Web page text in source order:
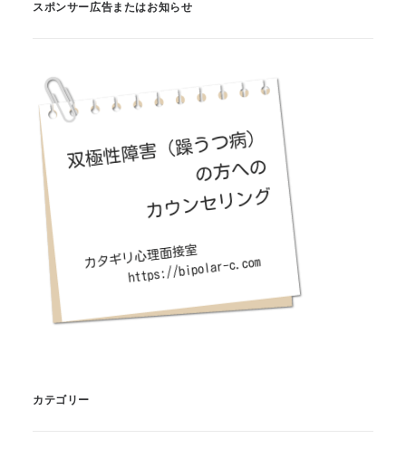
スポンサー広告またはお知らせ
カテゴリー